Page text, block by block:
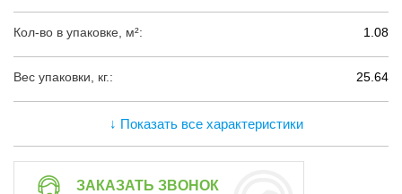
Кол-во в упаковке, м²: 1.08
Вес упаковки, кг.: 25.64
↓ Показать все характеристики
ЗАКАЗАТЬ ЗВОНОК